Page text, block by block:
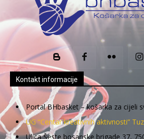
Kontakt informacije
Portal BHbasket – košarka za cijeli
UG “Centar kreativnih aktivnosti”
Ulica Šeste bosanske brigade 37,